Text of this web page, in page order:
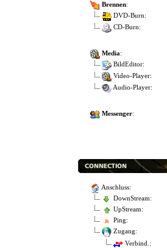
Brennen:
DVD-Burn:
CD-Burn:
Media:
BildEditor:
Video-Player:
Audio-Player:
Messenger:
Anschluss:
DownStream:
UpStream:
Ping:
Zugang:
Verbind.: